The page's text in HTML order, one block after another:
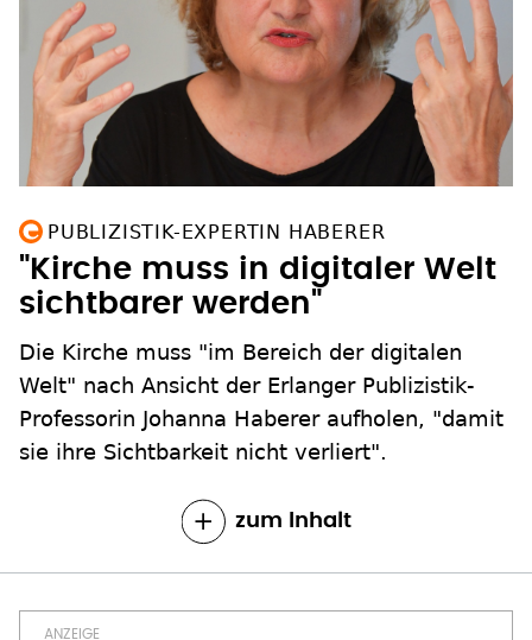
PUBLIZISTIK-EXPERTIN HABERER
"Kirche muss in digitaler Welt
sichtbarer werden"
Die Kirche muss "im Bereich der digitalen
Welt" nach Ansicht der Erlanger Publizistik-
Professorin Johanna Haberer aufholen, "damit
sie ihre Sichtbarkeit nicht verliert".
zum Inhalt